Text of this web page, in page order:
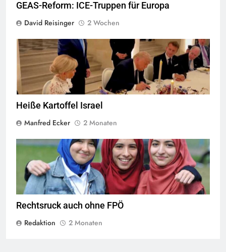
GEAS-Reform: ICE-Truppen für Europa
David Reisinger
2 Wochen
Trump war sich der Ironie, die US-Niederlage gerade in Versailles
zu unterzeichnen, sicher nicht bewusst Foto: Screenshot CRUX und
CNN-News18
Heiße Kartoffel Israel
Manfred Ecker
2 Monaten
Das Kopftuchverbot hat nur den Zweck Muslime zu stigmatisieren,
Quelle©CC-BY-2.0
Rechtsruck auch ohne FPÖ
Redaktion
2 Monaten